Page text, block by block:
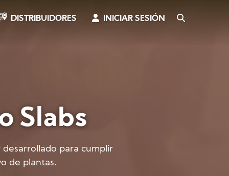
DISTRIBUIDORES INICIAR SESIÓN
Slabs
desarrollado para cumplir
de plantas.